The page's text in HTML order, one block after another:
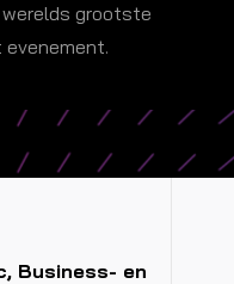
werelds grootste
Business- en